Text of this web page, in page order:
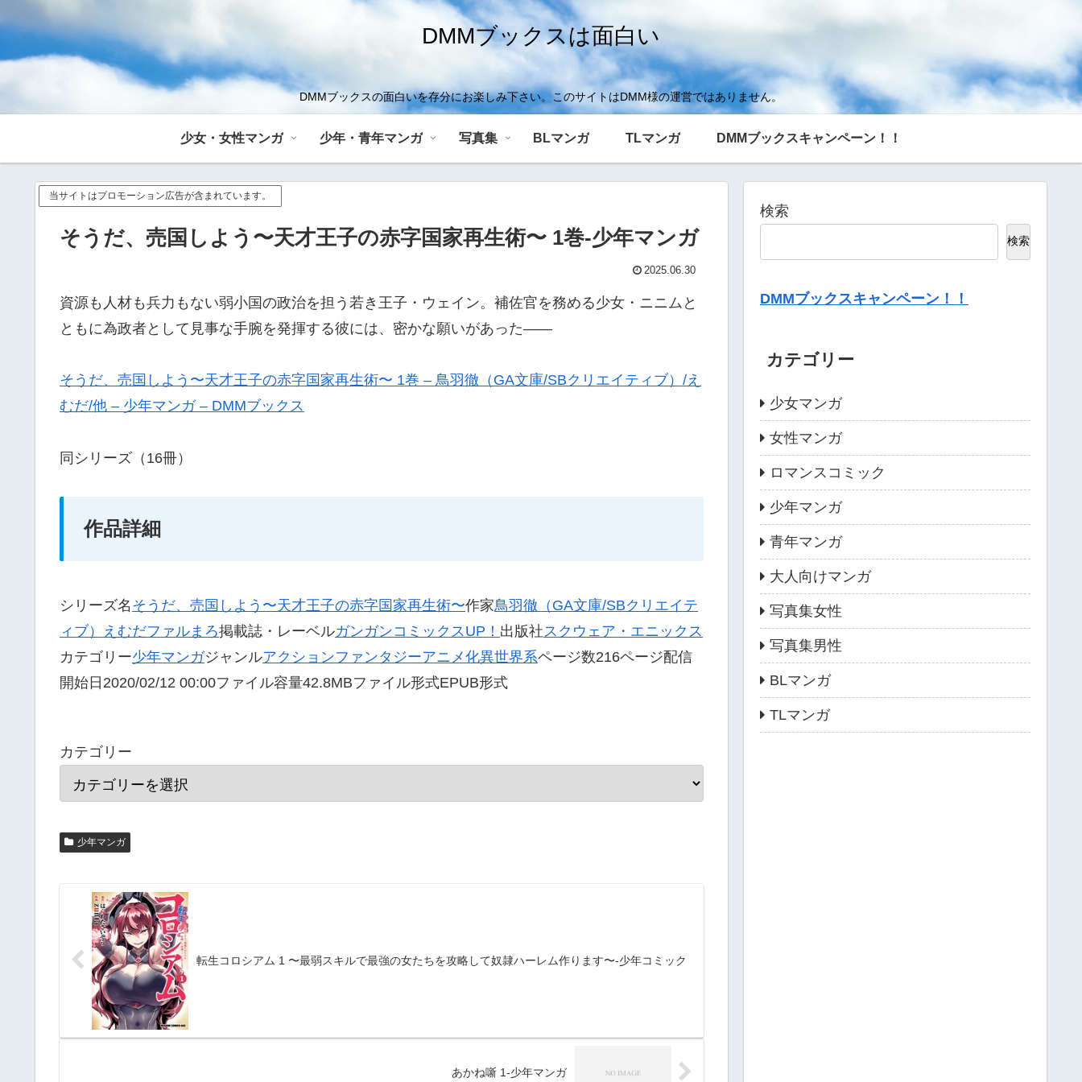
DMMブックスは面白い
DMMブックスの面白いを存分にお楽しみ下さい。このサイトはDMM様の運営ではありません。
少女・女性マンガ 少年・青年マンガ 写真集 BLマンガ TLマンガ DMMブックスキャンペーン！！
当サイトはプロモーション広告が含まれています。
そうだ、売国しよう〜天才王子の赤字国家再生術〜 1巻-少年マンガ
2025.06.30
資源も人材も兵力もない弱小国の政治を担う若き王子・ウェイン。補佐官を務める少女・ニニムと
ともに為政者として見事な手腕を発揮する彼には、密かな願いがあった――
そうだ、売国しよう〜天才王子の赤字国家再生術〜 1巻 – 鳥羽徹（GA文庫/SBクリエイティブ）/え
むだ/他 – 少年マンガ – DMMブックス
同シリーズ（16冊）
作品詳細
シリーズ名 そうだ、売国しよう〜天才王子の赤字国家再生術〜作家鳥羽徹（GA文庫/SBクリエイテ
ィブ）
えむだファルまろ掲載誌・レーベルガンガンコミックスUP！ 出版社 スクウェア・エニックス
カテゴリー少年マンガジャンルアクションファンタジーアニメ化異世界系ページ数216ページ配信
開始日2020/02/12 00:00ファイル容量42.8MBファイル形式EPUB形式
カテゴリー
少年マンガ
転生コロシアム 1 〜最弱スキルで最強の女たちを攻略して奴隷ハーレム作ります〜-少年コミック
あかね噺 1-少年マンガ
検索
検索
DMMブックスキャンペーン！！
カテゴリー
少女マンガ
女性マンガ
ロマンスコミック
少年マンガ
青年マンガ
大人向けマンガ
写真集女性
写真集男性
BLマンガ
TLマンガ